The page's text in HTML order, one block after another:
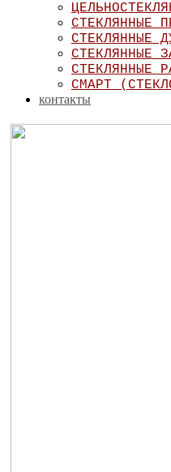
СТЕКЛЯННЫЕ
СТЕКЛЯННЫЕ
СТЕКЛЯННЫЕ
СТЕКЛЯННЫЕ
СМАРТ
контакты